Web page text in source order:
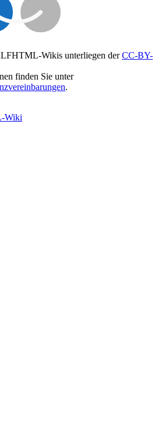
Wikis unterliegen derCC-BY-
finden Sie unter
.
Wiki